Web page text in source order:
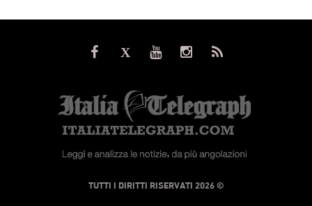
© TUTTI I DIRITTI RISERVATI 2026